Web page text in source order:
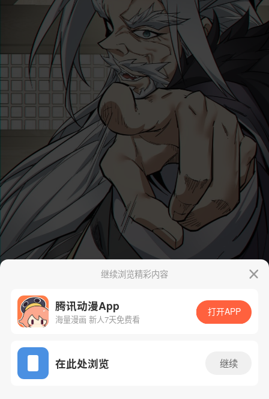
App免费看
继续浏览精彩内容
腾讯动漫App
海量漫画 新人7天免费看
打开APP
在此处浏览 继续